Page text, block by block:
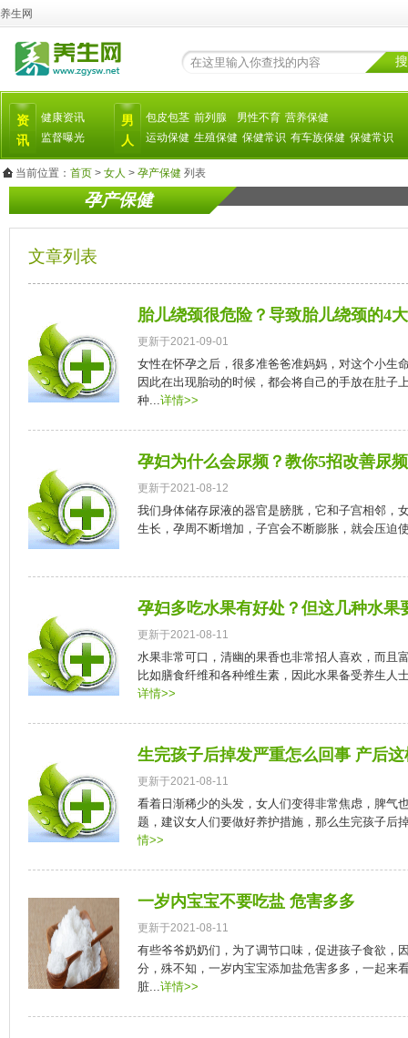
养生网
资
讯
健康资讯
监督曝光
男
人
包皮包茎 前列腺 男性不育 营养保健
运动保健 生殖保健 保健常识 有车族保健 保健常识
当前位置： 首页 > 女人 > 孕产保健 列表
孕产保健
文章列表
胎儿绕颈很危险？导致胎儿绕颈的4
更新于2021-09-01
女性在怀孕之后，很多准爸爸准妈妈，对这个小生
因此在出现胎动的时候，都会将自己的手放在肚子
种...详情>>
孕妇为什么会尿频？教你5招改善尿
更新于2021-08-12
我们身体储存尿液的器官是膀胱，它和子宫相邻，
生长，孕周不断增加，子宫会不断膨胀，就会压迫
孕妇多吃水果有好处？但这几种水果
更新于2021-08-11
水果非常可口，清幽的果香也非常招人喜欢，而且
比如膳食纤维和各种维生素，因此水果备受养生人
详情>>
生完孩子后掉发严重怎么回事 产后
更新于2021-08-11
看着日渐稀少的头发，女人们变得非常焦虑，脾气
题，建议女人们要做好养护措施，那么生完孩子后
情>>
一岁内宝宝不要吃盐 危害多多
更新于2021-08-11
有些爷爷奶奶们，为了调节口味，促进孩子食欲，
分，殊不知，一岁内宝宝添加盐危害多多，一起来
脏...详情>>